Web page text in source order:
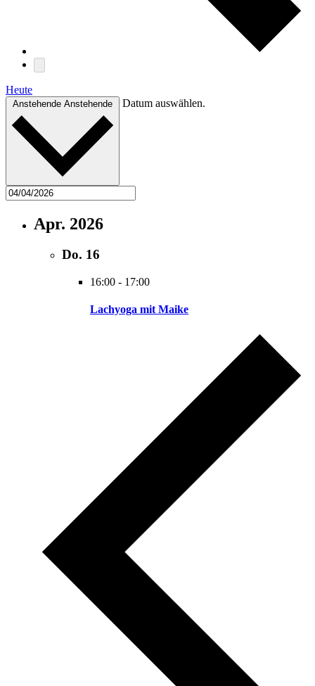
Heute
Anstehende Anstehende Datum auswählen.
Apr. 2026
Do. 16
16:00 - 17:00
Lachyoga mit Maike